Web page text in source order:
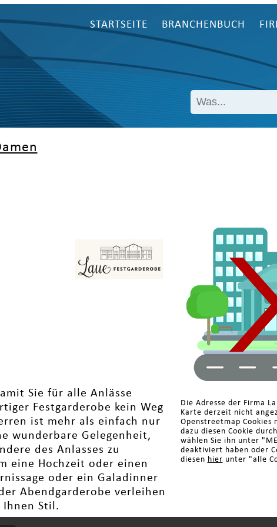
STARTSEITE BRANCHENBUCH
Sie für alle Anlässe
Festgarderobe kein Weg
ist mehr als einfach nur
wunderbare Gelegenheit,
des Anlasses zu
eine Hochzeit oder einen
oder ein Galadinner
Abendgarderobe verleihen
Ihnen Stil.
Die Adresse der Firma
Karte derzeit nicht
Openstreetmap
dazu diesen Cookie
wählen Sie ihn unter
deaktiviert haben oder
diesen hier unter "alle